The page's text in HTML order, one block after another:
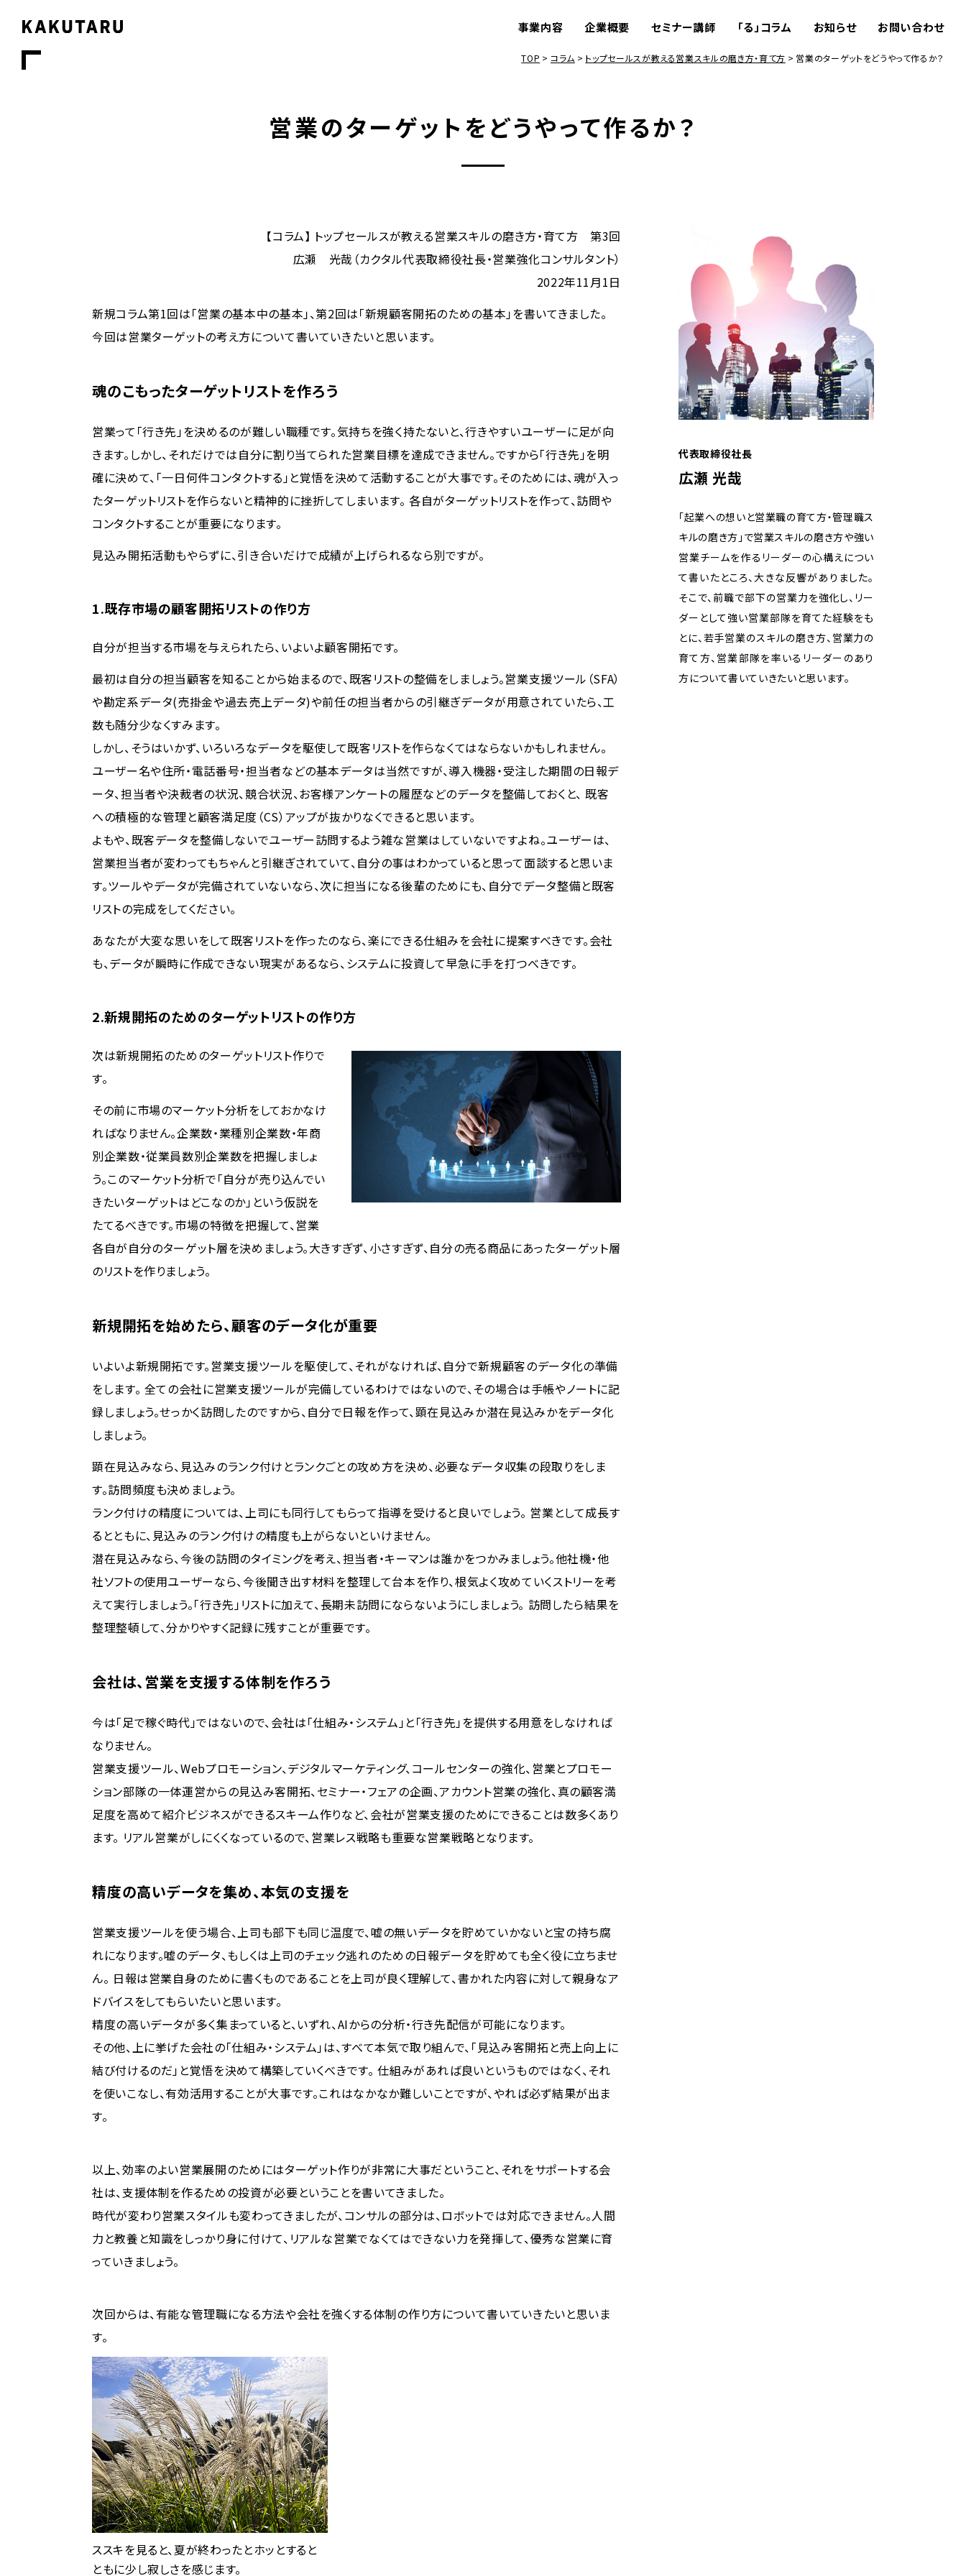
事業内容 企業概要 セミナー講師 「る」コラム お知らせ お問い合わせ
TOP コラム トップセールスが教える営業スキルの磨き方・育て方 営業のターゲットをどうやって作るか？
営業のターゲットをどうやって作るか？
【コラム】 トップセールスが教える営業スキルの磨き方・育て方 第3回
広瀬 光哉（カクタル代表取締役社長・営業強化コンサルタント）
2022年11月1日
新規コラム第1回は「営業の基本中の基本」、第2回は「新規顧客開拓のための基本」を書いてきました。
今回は営業ターゲットの考え方について書いていきたいと思います。
魂のこもったターゲットリストを作ろう
営業って「行き先」を決めるのが難しい職種です。気持ちを強く持たないと、行きやすいユーザーに足が向
きます。しかし、それだけでは自分に割り当てられた営業目標を達成できません。ですから「行き先」を明
確に決めて、「一日何件コンタクトする」と覚悟を決めて活動することが大事です。そのためには、魂が入っ
たターゲットリストを作らないと精神的に挫折してしまいます。 各自がターゲットリストを作って、訪問や
コンタクトすることが重要になります。
見込み開拓活動もやらずに、引き合いだけで成績が上げられるなら別ですが。
1.既存市場の顧客開拓リストの作り方
自分が担当する市場を与えられたら、いよいよ顧客開拓です。
最初は自分の担当顧客を知ることから始まるので、既客リストの整備をしましょう。営業支援ツール（SFA）
や勘定系データ(売掛金や過去売上データ)や前任の担当者からの引継ぎデータが用意されていたら、工
数も随分少なくすみます。
しかし、そうはいかず、いろいろなデータを駆使して既客リストを作らなくてはならないかもしれません。
ユーザー名や住所・電話番号・担当者などの基本データは当然ですが、導入機器・受注した期間の日報デ
ータ、担当者や決裁者の状況、競合状況、お客様アンケートの履歴などのデータを整備しておくと、 既客
への積極的な管理と顧客満足度（CS）アップが抜かりなくできると思います。
よもや、既客データを整備しないでユーザー訪問するよう雑な営業はしていないですよね。ユーザーは、
営業担当者が変わってもちゃんと引継ぎされていて、自分の事はわかっていると思って面談すると思いま
す。ツールやデータが完備されていないなら、次に担当になる後輩のためにも、自分でデータ整備と既客
リストの完成をしてください。
あなたが大変な思いをして既客リストを作ったのなら、楽にできる仕組みを会社に提案すべきです。会社
も、データが瞬時に作成できない現実があるなら、システムに投資して早急に手を打つべきです。
2.新規開拓のためのターゲットリストの作り方
次は新規開拓のためのターゲットリスト作りで
す。
その前に市場のマーケット分析をしておかなけ
ればなりません。企業数・業種別企業数・年商
別企業数・従業員数別企業数を把握しましょ
う。このマーケット分析で「自分が売り込んでい
きたいターゲットはどこなのか」という仮説を
たてるべきです。市場の特徴を把握して、営業
各自が自分のターゲット層を決めましょう。大きすぎず、小さすぎず、自分の売る商品にあったターゲット層
のリストを作りましょう。
新規開拓を始めたら、顧客のデータ化が重要
いよいよ新規開拓です。営業支援ツールを駆使して、それがなければ、自分で新規顧客のデータ化の準備
をします。 全ての会社に営業支援ツールが完備しているわけではないので、その場合は手帳やノートに記
録しましょう。せっかく訪問したのですから、自分で日報を作って、顕在見込みか潜在見込みかをデータ化
しましょう。
顕在見込みなら、見込みのランク付けとランクごとの攻め方を決め、必要なデータ収集の段取りをしま
す。訪問頻度も決めましょう。
ランク付けの精度については、上司にも同行してもらって指導を受けると良いでしょう。 営業として成長す
るとともに、見込みのランク付けの精度も上がらないといけません。
潜在見込みなら、今後の訪問のタイミングを考え、担当者・キーマンは誰かをつかみましょう。他社機・他
社ソフトの使用ユーザーなら、今後聞き出す材料を整理して台本を作り、根気よく攻めていくストリーを考
えて実行しましょう。「行き先」リストに加えて、長期未訪問にならないようにしましょう。 訪問したら結果を
整理整頓して、分かりやすく記録に残すことが重要です。
会社は、営業を支援する体制を作ろう
今は「足で稼ぐ時代」ではないので、会社は「仕組み・システム」と「行き先」を提供する用意をしなければ
なりません。
営業支援ツール、Webプロモーション、デジタルマーケティング、コールセンターの強化、営業とプロモー
ション部隊の一体運営からの見込み客開拓、セミナー・フェアの企画、アカウント営業の強化、真の顧客満
足度を高めて紹介ビジネスができるスキーム作りなど、会社が営業支援のためにできることは数多くあり
ます。 リアル営業がしにくくなっているので、営業レス戦略も重要な営業戦略となります。
精度の高いデータを集め、本気の支援を
営業支援ツールを使う場合、上司も部下も同じ温度で、嘘の無いデータを貯めていかないと宝の持ち腐
れになります。嘘のデータ、もしくは上司のチェック逃れのための日報データを貯めても全く役に立ちませ
ん。 日報は営業自身のために書くものであることを上司が良く理解して、書かれた内容に対して親身なア
ドバイスをしてもらいたいと思います。
精度の高いデータが多く集まっていると、いずれ、AIからの分析・行き先配信が可能になります。
その他、上に挙げた会社の「仕組み・システム」は、すべて本気で取り組んで、「見込み客開拓と売上向上に
結び付けるのだ」と覚悟を決めて構築していくべきです。 仕組みがあれば良いというものではなく、それ
を使いこなし、有効活用することが大事です。これはなかなか難しいことですが、やれば必ず結果が出ま
す。
以上、効率のよい営業展開のためにはターゲット作りが非常に大事だということ、それをサポートする会
社は、支援体制を作るための投資が必要ということを書いてきました。
時代が変わり営業スタイルも変わってきましたが、コンサルの部分は、ロボットでは対応できません。人間
力と教養と知識をしっかり身に付けて、リアルな営業でなくてはできない力を発揮して、優秀な営業に育
っていきましょう。
次回からは、有能な管理職になる方法や会社を強くする体制の作り方について書いていきたいと思いま
す。
ススキを見ると、夏が終わったとホッとすると
ともに少し寂しさを感じます。
代表取締役社長
広瀬 光哉
「起業への想いと営業職の育て方・管理職ス
キルの磨き方」で営業スキルの磨き方や強い
営業チームを作るリーダーの心構えについ
て書いたところ、大きな反響がありました。
そこで、前職で部下の営業力を強化し、リー
ダーとして強い営業部隊を育てた経験をも
とに、若手営業のスキルの磨き方、営業力の
育て方、営業部隊を率いるリーダーのあり
方について書いていきたいと思います。